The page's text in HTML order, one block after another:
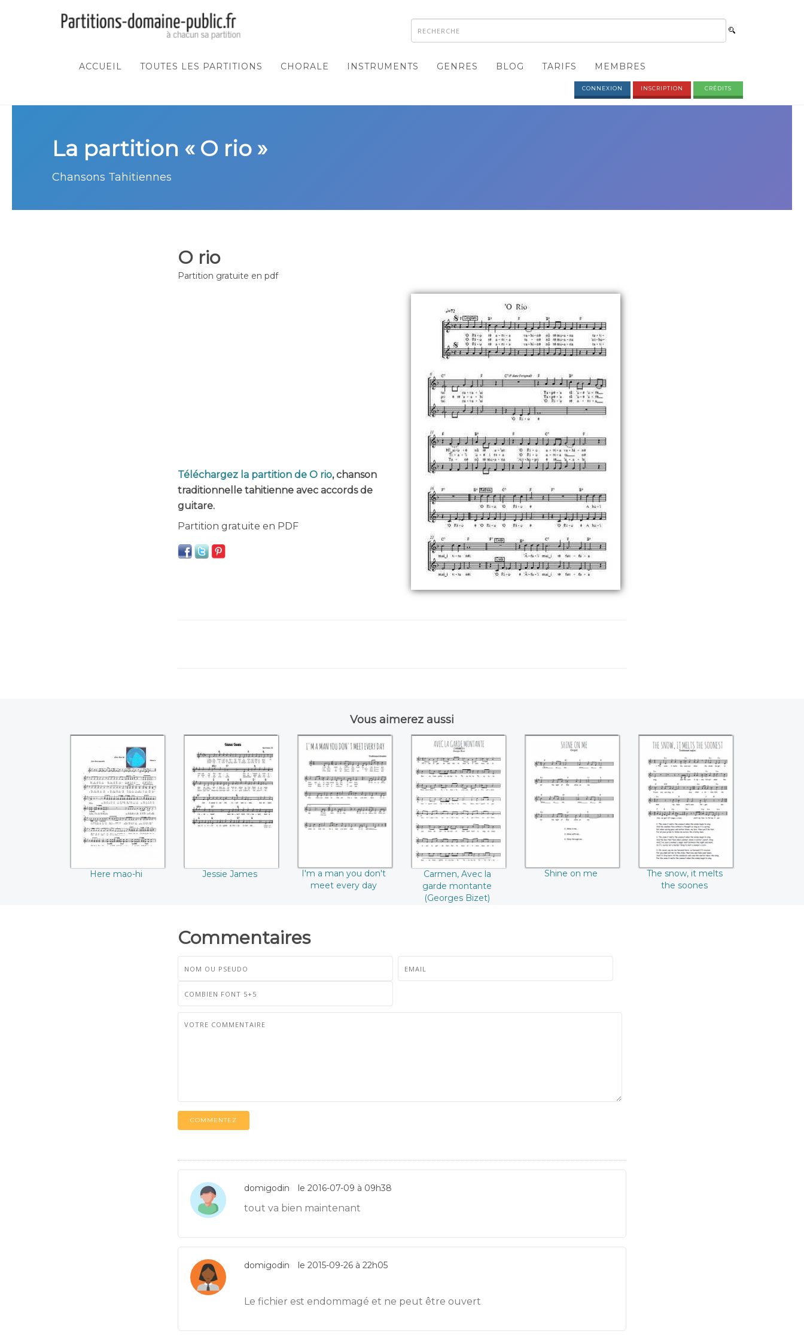
ACCUEIL TOUTES LES PARTITIONS CHORALE INSTRUMENTS GENRES BLOG TARIFS MEMBRES
CONNEXION INSCRIPTION CRÉDITS
La partition « O rio »
Chansons Tahitiennes
O rio
Partition gratuite en pdf
Téléchargez la partition de O rio, chanson
traditionnelle tahitienne avec accords de
guitare.
Partition gratuite en PDF
Vous aimerez aussi
Here mao-hi
Here mao-hi
Jessie James
Jessie James
I'm a man you
don't meet every
day
I'm a man you don't
meet every day
Carmen, Avec la
garde montante
(Georges Bizet)
Carmen, Avec la
garde montante
(Georges Bizet)
Shine on me
Shine on me
The snow, it melts
the soones
The snow, it melts
the soones
Commentaires
COMMENTEZ
domigodin le 2016-07-09 à 09h38
tout va bien maintenant
domigodin le 2015-09-26 à 22h05
Le fichier est endommagé et ne peut être ouvert